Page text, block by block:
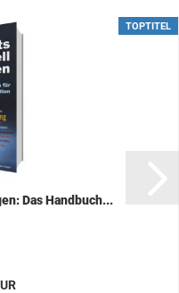
TOPTITEL
Das Hand­buch...